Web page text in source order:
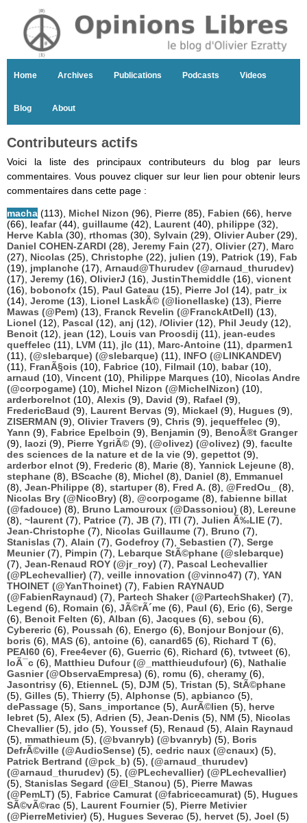
Home Archives Publications Podcasts Videos
Blog About
Contributeurs actifs
Voici la liste des principaux contributeurs du blog par leurs
commentaires. Vous pouvez cliquer sur leur lien pour obtenir leurs
commentaires dans cette page :
macha (113), Michel Nizon (96), Pierre (85), Fabien (66), herve
(66), leafar(44), guillaume (42), Laurent (40), philippe (32),
Herve Kabla (30), rthomas (30), Sylvain (29), Olivier Auber(29),
Daniel COHEN-ZARDI (28), Jeremy Fain (27), Olivier(27), Marc
(27), Nicolas (25), Christophe (22), julien (19), Patrick (19), Fab
(19), jmplanche (17), Arnaud@Thurudev (@arnaud_thurudev)
(17), Jeremy (16), OlivierJ (16), JustinThemiddle (16), vicnent
(16), bobonofx (15), Paul Gateau (15), Pierre Jol (14), patr_ix
(14), Jerome (13), Lionel LaskÃ© (@lionellaske) (13), Pierre
Mawas (@Pem) (13), Franck Revelin (@FranckAtDell) (13),
Lionel (12), Pascal (12), anj (12), /Olivier(12), Phil Jeudy (12),
Benoit (12), jean (12), Louis van Proosdij (11), jean-eudes
queffelec (11), LVM (11), jlc (11), Marc-Antoine (11), dparmen1
(11), (@slebarque) (@slebarque) (11), INFO (@LINKANDEV)
(11), FranÃ§ois (10), Fabrice (10), Filmail (10), babar(10),
arnaud (10), Vincent (10), Philippe Marques (10), Nicolas Andre
(@corpogame) (10), Michel Nizon (@MichelNizon) (10),
arderborelnot (10), Alexis (9), David (9), Rafael (9),
FredericBaud (9), Laurent Bervas (9), Mickael (9), Hugues (9),
ZISERMAN (9), Olivier Travers (9), Chris (9), jequeffelec (9),
Yann (9), Fabrice Epelboin (9), Benjamin (9), BenoÃ®t Granger
(9), laozi (9), Pierre YgriÃ© (9), (@olivez) (@olivez) (9), faculte
des sciences de la nature et de la vie (9), gepettot (9),
arderbor elnot (9), Frederic (8), Marie (8), Yannick Lejeune (8),
stephane (8), BScache (8), Michel (8), Daniel (8), Emmanuel
(8), Jean-Philippe (8), startuper(8), Fred A. (8), @FredOu_
(8),
Nicolas Bry (@NicoBry) (8), @corpogame (8), fabienne billat
(@fadouce) (8), Bruno Lamouroux (@Dassoniou) (8), Lereune
(8), ~laurent (7), Patrice (7), JB (7), ITI (7), Julien Ã‰LIE (7),
Jean-Christophe (7), Nicolas Guillaume (7), Bruno (7),
Stanislas (7), Alain (7), Godefroy (7), Sebastien (7), Serge
Meunier(7), Pimpin (7), Lebarque StÃ©phane (@slebarque)
(7), Jean-Renaud ROY (@jr_roy) (7), Pascal Lechevallier
(@PLechevallier) (7), veille innovation (@vinno47) (7), YAN
THOINET (@YanThoinet) (7), Fabien RAYNAUD
(@FabienRaynaud) (7), Partech Shaker (@PartechShaker) (7),
Legend (6), Romain (6), JÃ©rÃ´me (6), Paul (6), Eric (6), Serge
(6), Benoit Felten (6), Alban (6), Jacques (6), sebou (6),
Cybereric (6), Poussah (6), Energo (6), Bonjour Bonjour(6),
boris (6), MAS (6), antoine (6), canard65 (6), Richard T (6),
PEAI60 (6), Free4ever(6), Guerric (6), Richard (6), tvtweet (6),
loÃ¯c (6), Matthieu Dufour (@_matthieudufour) (6), Nathalie
Gasnier (@ObservaEmpresa) (6), romu (6), cheramy (6),
Jasontrisy (6), EtienneL (5), DJM (5), Tristan (5), StÃ©phane
(5), Gilles (5), Thierry (5), Alphonse (5), apbianco (5),
dePassage (5), Sans_importance (5), AurÃ©lien (5), herve
lebret (5), Alex (5), Adrien (5), Jean-Denis (5), NM (5), Nicolas
Chevallier(5), jdo (5), Youssef (5), Renaud (5), Alain Raynaud
(5), mmathieum (5), (@bvanryb) (@bvanryb) (5), Boris
DefrÃ©ville (@AudioSense) (5), cedric naux (@cnaux) (5),
Patrick Bertrand (@pck_b) (5), (@arnaud_thurudev)
(@arnaud_thurudev) (5), (@PLechevallier) (@PLechevallier)
(5), Stanislas Segard (@El_Stanou) (5), Pierre Mawas
(@PemLT) (5), Fabrice Camurat (@fabricecamurat) (5), Hugues
SÃ©vÃ©rac (5), Laurent Fournier(5), Pierre Metivier
(@PierreMetivier) (5), Hugues Severac (5), hervet (5), Joel (5)